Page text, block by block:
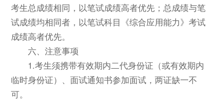
考生总成绩相同，以笔试成绩高者优先；总成绩与笔
试成绩均相同者，以笔试科目《综合应用能力》考试
成绩高者优先。
六、注意事项
1.考生须携带有效期内二代身份证（或有效期内
临时身份证）、面试通知书参加面试，两证缺一不
可。